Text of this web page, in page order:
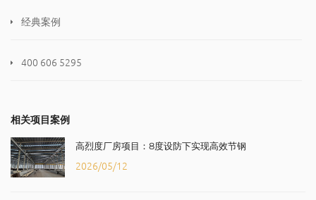
经典案例
400 606 5295
相关项目案例
高烈度厂房项目：8度设防下实现高效节钢
2026/05/12